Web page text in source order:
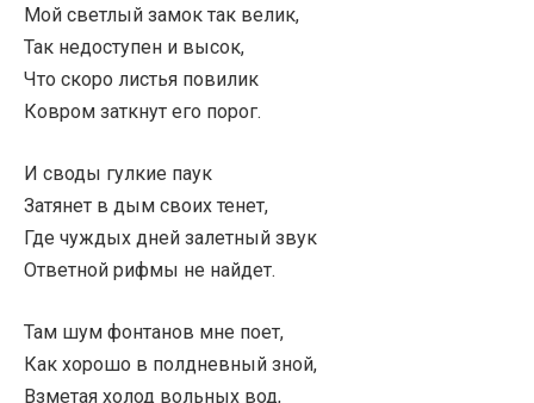
Мой светлый замок так велик,
Так недоступен и высок,
Что скоро листья повилик
Ковром заткнут его порог.
И своды гулкие паук
Затянет в дым своих тенет,
Где чуждых дней залетный звук
Ответной рифмы не найдет.
Там шум фонтанов мне поет,
Как хорошо в полдневный зной,
Взметая холод вольных вод,